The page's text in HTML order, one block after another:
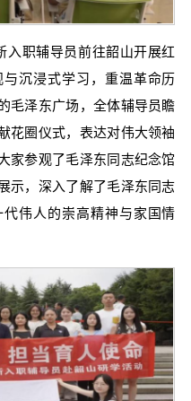
入职辅导员前往韶山开展红
沉浸式学习，重温革命历
毛泽东广场，全体辅导员瞻
花圈仪式，表达对伟大领袖
家参观了毛泽东同志纪念馆
示，深入了解了毛泽东同志
伟人的崇高精神与家国情